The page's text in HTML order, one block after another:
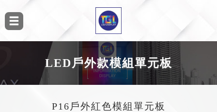
LED戶外款模組單元板
P16戶外紅色模組單元板